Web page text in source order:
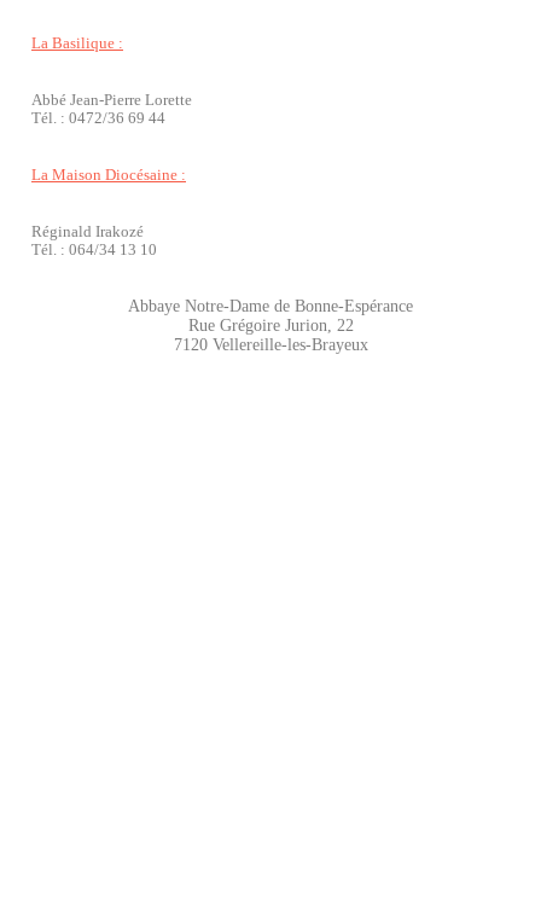
La Basilique :
Abbé Jean-Pierre Lorette
Tél. : 0472/36 69 44
La Maison Diocésaine :
Réginald Irakozé
Tél. : 064/34 13 10
Abbaye Notre-Dame de Bonne-Espérance
Rue Grégoire Jurion, 22
7120 Vellereille-les-Brayeux